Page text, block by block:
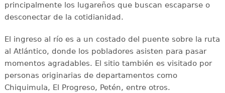
principalmente los lugareños que buscan escaparse o
desconectar de la cotidianidad.
El ingreso al río es a un costado del puente sobre la ruta
al Atlántico, donde los pobladores asisten para pasar
momentos agradables. El sitio también es visitado por
personas originarias de departamentos como
Chiquimula, El Progreso, Petén, entre otros.